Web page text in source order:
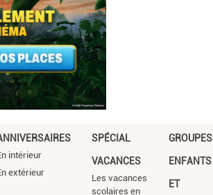
intérieur
extérieur
SPÉCIAL
VACANCES
Les vacances
scolaires en
GROUPES
ENFANTS
ET